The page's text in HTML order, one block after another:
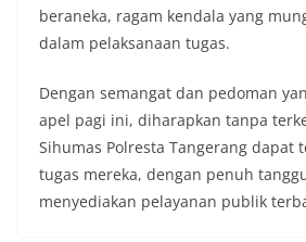
beraneka, ragam kendala yang
dalam pelaksanaan tugas.
Dengan semangat dan pedoman
apel pagi ini, diharapkan tanpa
Sihumas Polresta Tangerang dapat
tugas mereka, dengan penuh
menyediakan pelayanan publik